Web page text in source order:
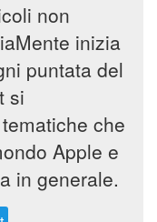
non
inizia
puntata del
si
che
Apple e
in generale.